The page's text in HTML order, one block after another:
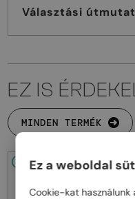
Választási
EZ IS
MINDEN TERMÉK
48/72
Ez a weboldal
Cookie-kat